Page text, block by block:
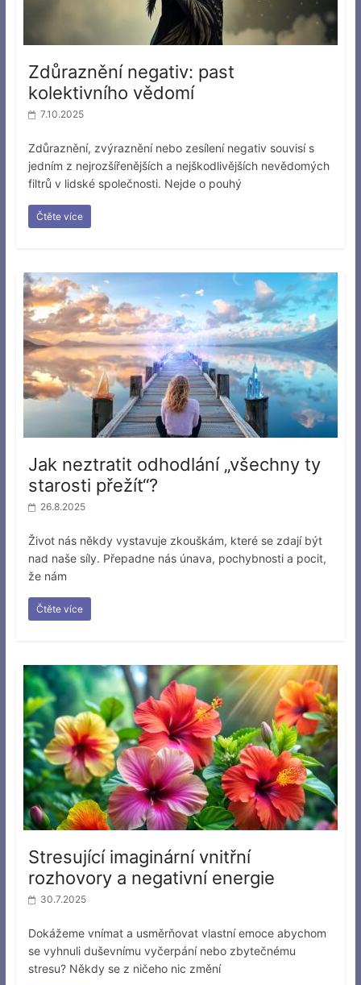
Zdůraznění negativ: past
kolektivního vědomí
7.10.2025
Zdůraznění, zvýraznění nebo zesílení negativ souvisí s
jedním z nejrozšířenějších a nejškodlivějších nevědomých
filtrů v lidské společnosti. Nejde o pouhý
Čtěte více
Jak neztratit odhodlání „všechny ty
starosti přežít“?
26.8.2025
Život nás někdy vystavuje zkouškám, které se zdají být
nad naše síly. Přepadne nás únava, pochybnosti a pocit,
že nám
Čtěte více
Stresující imaginární vnitřní
rozhovory a negativní energie
30.7.2025
Dokážeme vnímat a usměrňovat vlastní emoce abychom
se vyhnuli duševnímu vyčerpání nebo zbytečnému
stresu? Někdy se z ničeho nic změní